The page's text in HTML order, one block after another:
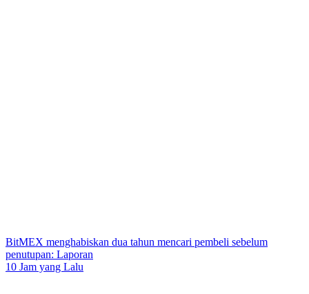
BitMEX menghabiskan dua tahun mencari pembeli sebelum
penutupan: Laporan
10 Jam yang Lalu